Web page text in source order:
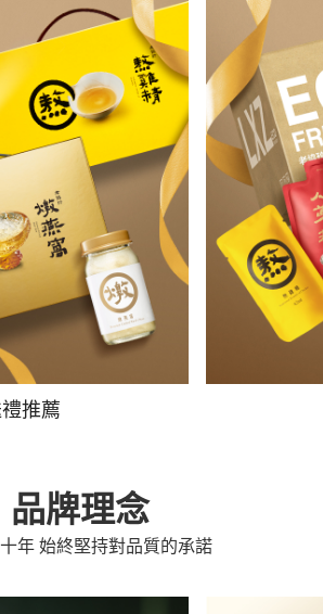
推薦
品牌理念
年 始終堅持對品質的承諾